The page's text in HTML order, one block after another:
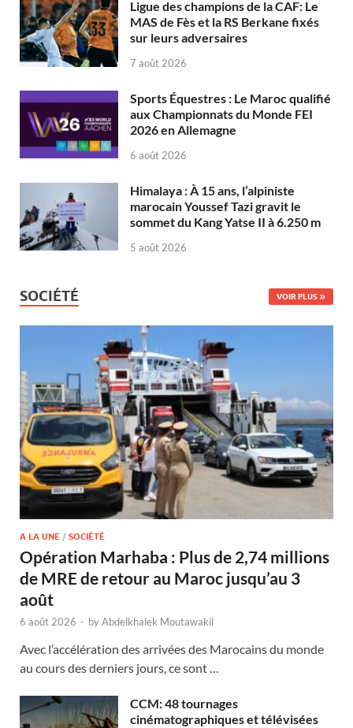
Ligue des champions de la CAF: Le
MAS de Fès et la RS Berkane fixés
sur leurs adversaires
7 août 2026
Sports Équestres : Le Maroc qualifié
aux Championnats du Monde FEI
2026 en Allemagne
6 août 2026
Himalaya : À 15 ans, l’alpiniste
marocain Youssef Tazi gravit le
sommet du Kang Yatse II à 6.250 m
5 août 2026
SOCIÉTÉ VOIR PLUS
A LA UNE / SOCIÉTÉ
Opération Marhaba : Plus de 2,74 millions
de MRE de retour au Maroc jusqu’au 3
août
6 août 2026 - byAbdelkhalek Moutawakil
Avec l’accélération des arrivées des Marocains du monde
au cours des derniers jours, ce sont …
CCM: 48 tournages
cinématographiques et télévisées